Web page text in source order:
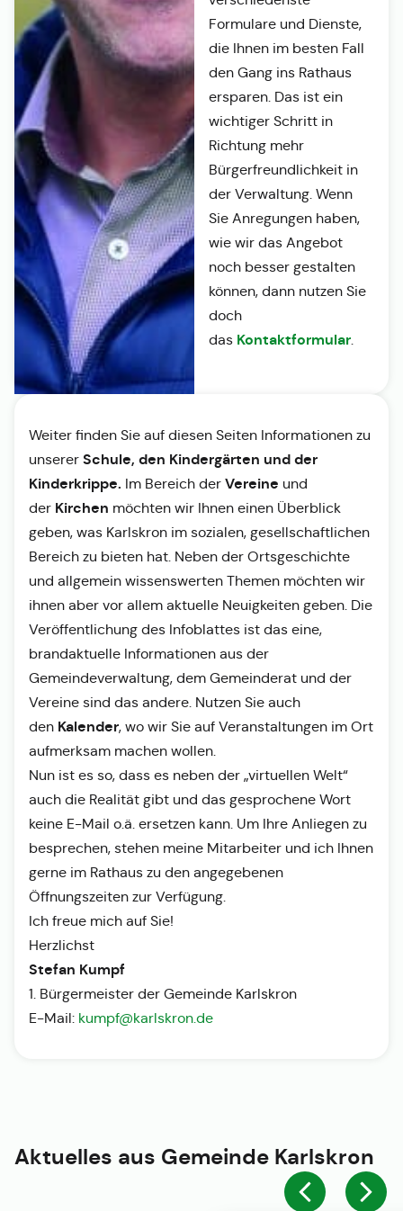
Formulare und Dienste,
die Ihnen im besten Fall
den Gang ins Rathaus
ersparen. Das ist ein
wichtiger Schritt in
Richtung mehr
Bürgerfreundlichkeit in
der Verwaltung. Wenn
Sie Anregungen haben,
wie wir das Angebot
noch besser gestalten
können, dann nutzen Sie
doch
das Kontaktformular.
Weiter finden Sie auf diesen Seiten Informationen zu
unserer Schule, den Kindergärten und der
Kinderkrippe. Im Bereich der Vereine und
der Kirchen möchten wir Ihnen einen Überblick
geben, was Karlskron im sozialen, gesellschaftlichen
Bereich zu bieten hat. Neben der Ortsgeschichte
und allgemein wissenswerten Themen möchten wir
ihnen aber vor allem aktuelle Neuigkeiten geben. Die
Veröffentlichung des Infoblattes ist das eine,
brandaktuelle Informationen aus der
Gemeindeverwaltung, dem Gemeinderat und der
Vereine sind das andere. Nutzen Sie auch
den Kalender, wo wir Sie auf Veranstaltungen im Ort
aufmerksam machen wollen.
Nun ist es so, dass es neben der „virtuellen Welt“
auch die Realität gibt und das gesprochene Wort
keine E-Mail o.ä. ersetzen kann. Um Ihre Anliegen zu
besprechen, stehen meine Mitarbeiter und ich Ihnen
gerne im Rathaus zu den angegebenen
Öffnungszeiten zur Verfügung.
Ich freue mich auf Sie!
Herzlichst
Stefan Kumpf
1. Bürgermeister der Gemeinde Karlskron
E-Mail: kumpf@karlskron.de
Aktuelles aus Gemeinde Karlskron